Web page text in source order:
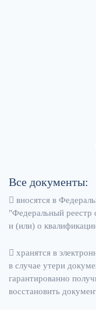
Все документы:
вносятся в
"Федеральный реестр
и (или) о
хранятся в
в случае утери
гарантированно
восстановить